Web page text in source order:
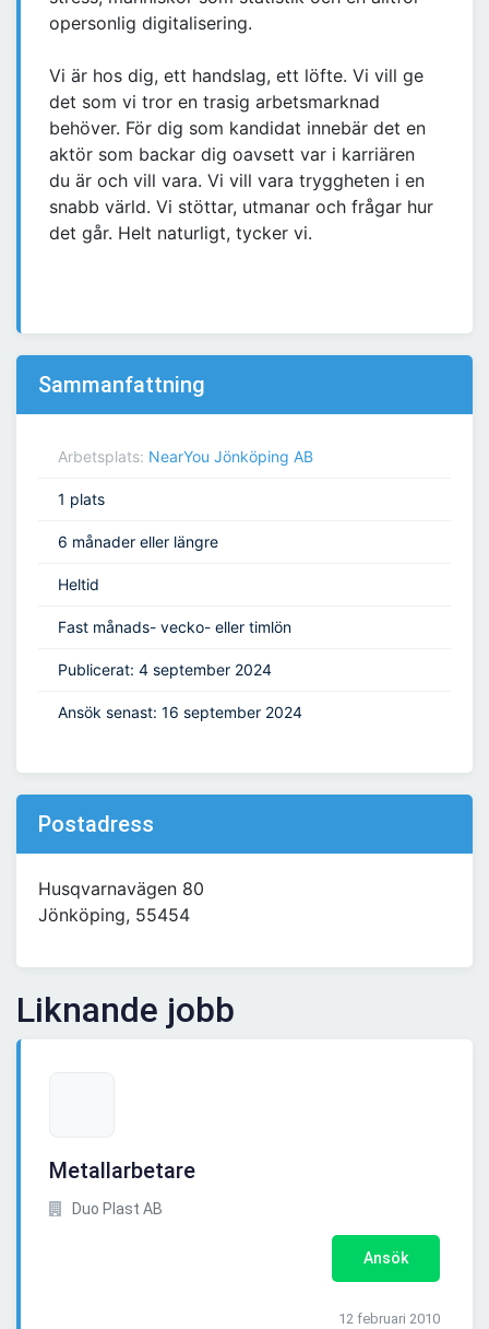
opersonlig digitalisering.
Vi är hos dig, ett handslag, ett löfte. Vi vill ge
det som vi tror en trasig arbetsmarknad
behöver. För dig som kandidat innebär det en
aktör som backar dig oavsett var i karriären
du är och vill vara. Vi vill vara tryggheten i en
snabb värld. Vi stöttar, utmanar och frågar hur
det går. Helt naturligt, tycker vi.
Sammanfattning
Arbetsplats: NearYou Jönköping AB
1 plats
6 månader eller längre
Heltid
Fast månads- vecko- eller timlön
Publicerat: 4 september 2024
Ansök senast: 16 september 2024
Postadress
Husqvarnavägen 80
Jönköping, 55454
Liknande jobb
Metallarbetare
Duo Plast AB
Ansök
12 februari 2010